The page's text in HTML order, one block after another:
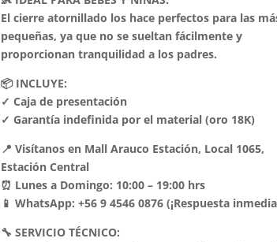
El cierre atornillado los hace perfectos para las
pequeñas, ya que no se sueltan fácilmente y
proporcionan tranquilidad a los padres.
📦 INCLUYE:
✓ Caja de presentación
✓ Garantía indefinida por el material (oro 18K)
📍 Visítanos en Mall Arauco Estación, Local 1065,
Estación Central
⏰ Lunes a Domingo: 10:00 – 19:00 hrs
📱 WhatsApp: +56 9 4546 0876 (¡Respuesta
🔧 SERVICIO TÉCNICO: